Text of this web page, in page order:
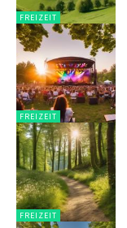
FREIZEIT
FREIZEIT
FREIZEIT